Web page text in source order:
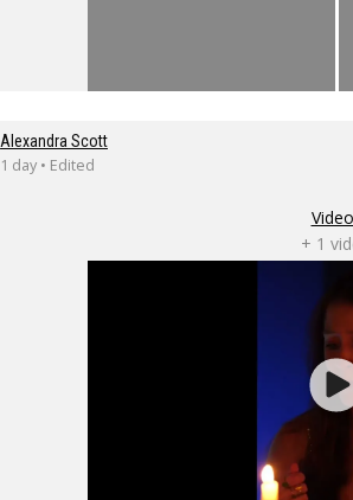
Alexandra Scott
1 day • Edited
+ 1